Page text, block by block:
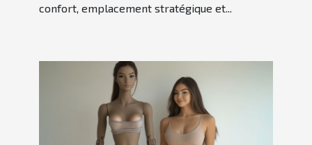
confort, emplacement stratégique et...